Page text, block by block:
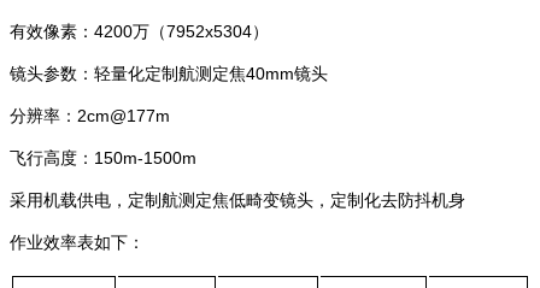
有效像素：4200万（7952x5304）
镜头参数：轻量化定制航测定焦40mm镜头
分辨率：2cm@177m
飞行高度：150m-1500m
采用机载供电，定制航测定焦低畸变镜头，定制化去防抖机身
作业效率表如下：